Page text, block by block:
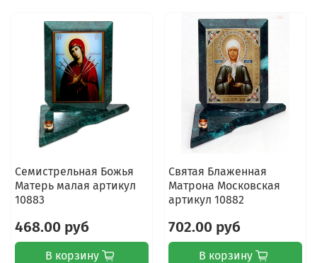
Семистрельная Божья
Матерь малая артикул
10883
468.00 руб
В корзину
Святая Блаженная
Матрона Московская
артикул 10882
702.00 руб
В корзину